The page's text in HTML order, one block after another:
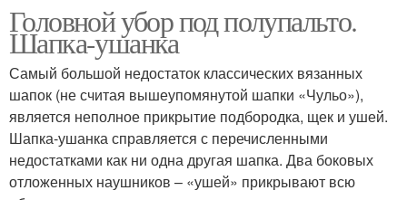
Головной убор под полупальто.
Шапка-ушанка
Самый большой недостаток классических вязанных
шапок (не считая вышеупомянутой шапки «Чульо»),
является неполное прикрытие подбородка, щек и ушей.
Шапка-ушанка справляется с перечисленными
недостатками как ни одна другая шапка. Два боковых
отложенных наушников – «ушей» прикрывают всю